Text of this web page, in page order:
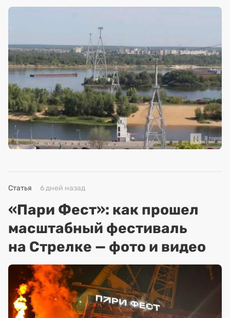
Статья 6 дней назад
«Пари Фест»: как прошел
масштабный фестиваль
на Стрелке — фото и видео